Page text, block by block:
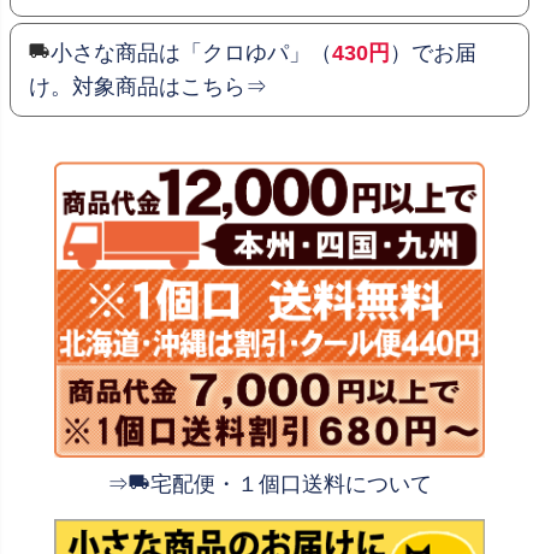
小さな商品は「クロゆパ」（430円 ）でお届
け。対象商品はこちら⇒
⇒ 宅配便・１個口送料について